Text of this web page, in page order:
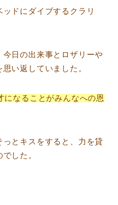
ドにダイブするクラリ
日の出来事とロザリーや
い返していました。
になることがみんなへの恩
とキスをすると、力を貸
した。